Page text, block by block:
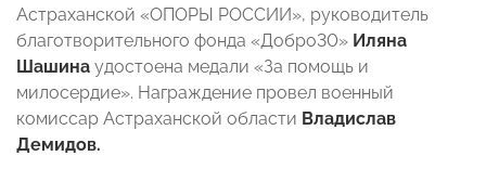
Астраханской «ОПОРЫ РОССИИ», руководитель
благотворительного фонда «Добро30» Иляна
Шашина удостоена медали «За помощь и
милосердие». Награждение провел военный
комиссар Астраханской области Владислав
Демидов.